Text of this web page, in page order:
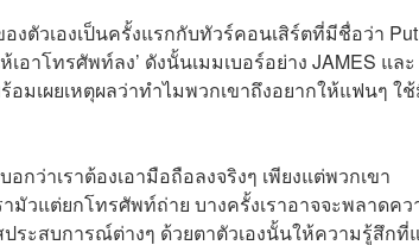
งตัวเองเป็นครั้งแรกกับทัวร์คอนเสิร์ตที่มีชื่อว่า Put
อาโทรศัพท์ลง’ ดังนั้นเมมเบอร์อย่าง JAMES และ
มเผยเหตุผลว่าทำไมพวกเขาถึงอยากให้แฟนๆ ใ
กว่าเราต้องเอามือถือลงจริงๆ เพียงแต่พวกเขา
มัวแต่ยกโทรศัพท์ถ่าย บางครั้งเราอาจจะพลาดค
ระสบการณ์ต่างๆ ด้วยตาตัวเองนั้นให้ความรู้สึกที่